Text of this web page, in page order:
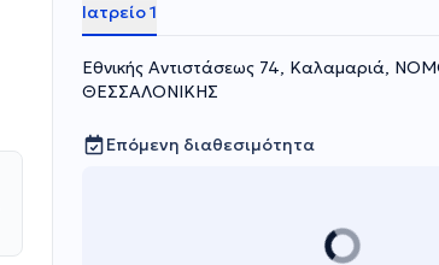
Ιατρείο 1
Εθνικής Αντιστάσεως 74, Καλαμαριά,
ΘΕΣΣΑΛΟΝΙΚΗΣ
Επόμενη διαθεσιμότητα